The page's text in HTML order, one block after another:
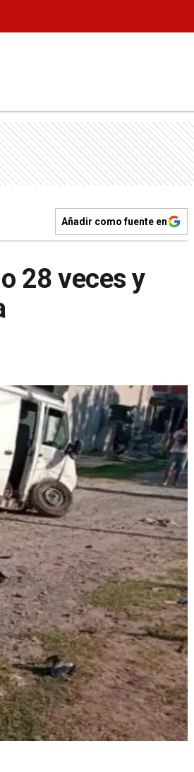
Añadir como fuente en
28 veces y